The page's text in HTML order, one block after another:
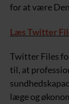
for at være
Læs Twitter
Twitter Files
til, at
læge og